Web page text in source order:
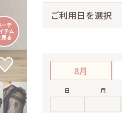
ご利用日を選択
8月
日 月